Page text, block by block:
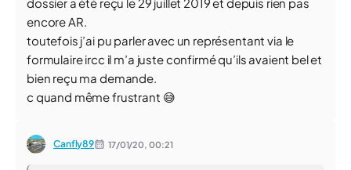
encore AR.
toutefois j’ai pu parler avec un représentant via le
formulaire ircc il m’a juste confirmé qu’ils avaient bel et
bien reçu ma demande.
c quand même frustrant 😅
Canfly89 17/01/20, 00:21